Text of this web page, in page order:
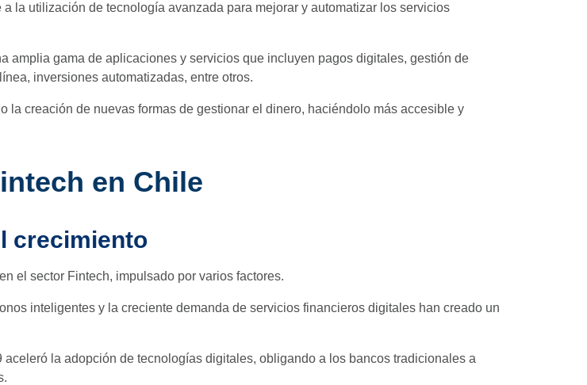
a la utilización de tecnología avanzada para mejorar y automatizar los servicios
amplia gama de aplicaciones y servicios que incluyen pagos digitales, gestión de
inversiones automatizadas, entre otros.
la creación de nuevas formas de gestionar el dinero, haciéndolo más accesible y
en Chile
crecimiento
el sector Fintech, impulsado por varios factores.
inteligentes y la creciente demanda de servicios financieros digitales han creado un
la adopción de tecnologías digitales, obligando a los bancos tradicionales a